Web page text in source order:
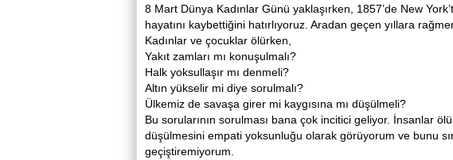
8 Mart Dünya Kadınlar Günü yaklaşırken, 1857’de New
hayatını kaybettiğini hatırlıyoruz. Aradan geçen yıllara
Kadınlar ve çocuklar ölürken,
Yakıt zamları mı konuşulmalı?
Halk yoksullaşır mı denmeli?
Altın yükselir mi diye sorulmalı?
Ülkemiz de savaşa girer mi kaygısına mı düşülmeli?
Bu sorularının sorulması bana çok incitici geliyor. İnsanlar
düşülmesini empati yoksunluğu olarak görüyorum ve bunu
geçiştiremiyorum.